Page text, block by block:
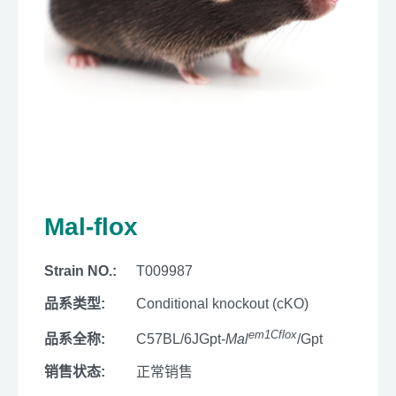
Mal-flox
Strain NO.: T009987
品系类型: Conditional knockout (cKO)
品系全称: C57BL/6JGpt-Malem1Cflox/Gpt
销售状态: 正常销售